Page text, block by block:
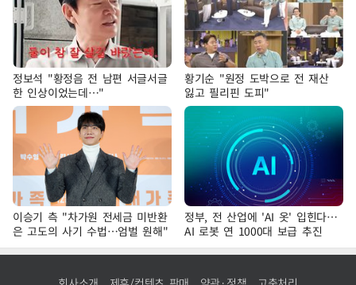
정보석 "황정음 전 남편 서글서글
한 인상이었는데…"
황기순 "원정 도박으로 전 재산
잃고 필리핀 도피"
이승기 측 "차가원 전세금 미반환
은 고도의 사기 수법…엄벌 원해"
정부, 전 산업에 'AI 옷' 입힌다…
AI 로봇 연 1000대 보급 추진